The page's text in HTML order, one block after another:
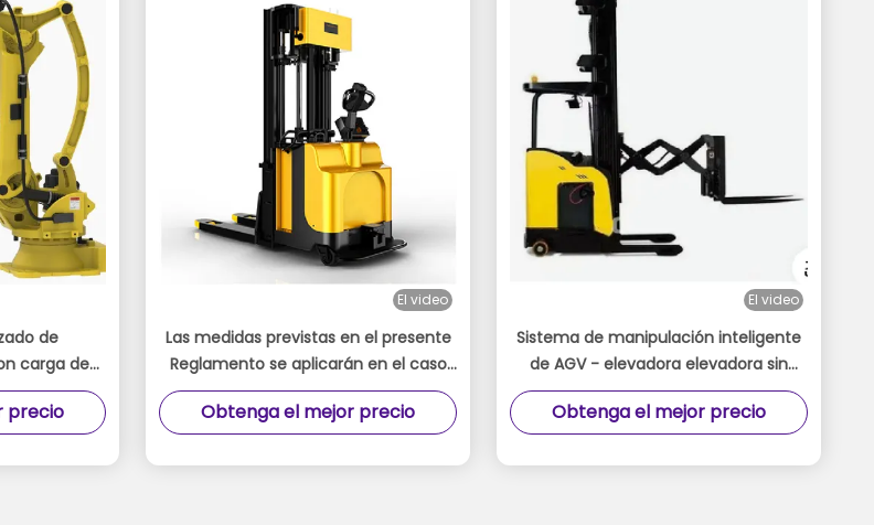
de
carga de
para
y pulido
precio
El video
Las medidas previstas en el presente
Reglamento se aplicarán en el caso
de los vehículos eléctricos de las
categorías A y B.
Obtenga el mejor precio
El video
Sistema de manipulación inteligente
de AGV - elevadora elevadora sin
conductor
Obtenga el mejor precio